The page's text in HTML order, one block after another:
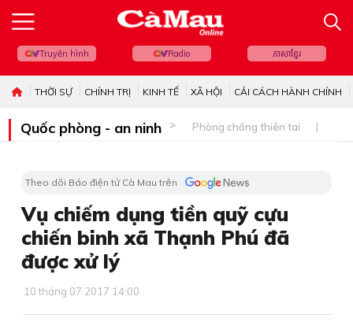
Truyền hình Radio ភាសាខ្មែរ
THỜI SỰ CHÍNH TRỊ KINH TẾ XÃ HỘI CẢI CÁCH HÀNH CHÍNH
Quốc phòng - an ninh Phòng chống thiên tai
Theo dõi Báo điện tử Cà Mau trên
Vụ chiếm dụng tiền quỹ cựu
chiến binh xã Thạnh Phú đã
được xử lý
10 tháng 07 2017 14:00